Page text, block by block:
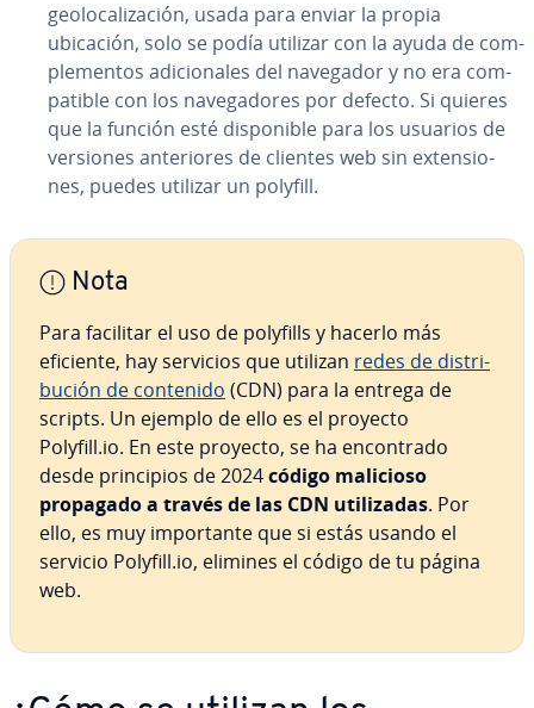
geo­lo­ca­li­za­ción, usada para enviar la propia
ubicación, solo se podía utilizar con la ayuda de co­m­
ple­me­n­tos adi­cio­na­les del navegador y no era co­m­
pa­ti­ble con los na­ve­ga­do­res por defecto. Si quieres
que la función esté di­s­po­ni­ble para los usuarios de
versiones an­te­rio­res de clientes web sin ex­te­n­sio­
nes, puedes utilizar un polyfill.
Nota
Para facilitar el uso de polyfills y hacerlo más
eficiente, hay servicios que utilizan redes de di­s­tri­
bu­ción de contenido (CDN) para la entrega de
scripts. Un ejemplo de ello es el proyecto
Polyfill.io. En este proyecto, se ha en­co­n­tra­do
desde pri­n­ci­pios de 2024código malicioso
propagado a través de las CDN uti­li­za­das. Por
ello, es muy im­po­r­ta­n­te que si estás usando el
servicio Polyfill.io, elimines el código de tu página
web.